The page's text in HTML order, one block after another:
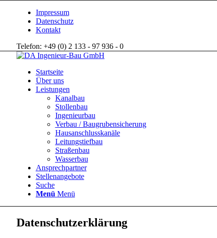
Impressum
Datenschutz
Kontakt
Telefon: +49 (0) 2 133 - 97 936 - 0
Startseite
Über uns
Leistungen
Kanalbau
Stollenbau
Ingenieurbau
Verbau / Baugrubensicherung
Hausanschlusskanäle
Leitungstiefbau
Straßenbau
Wasserbau
Ansprechpartner
Stellenangebote
Suche
Menü Menü
Datenschutzerklärung